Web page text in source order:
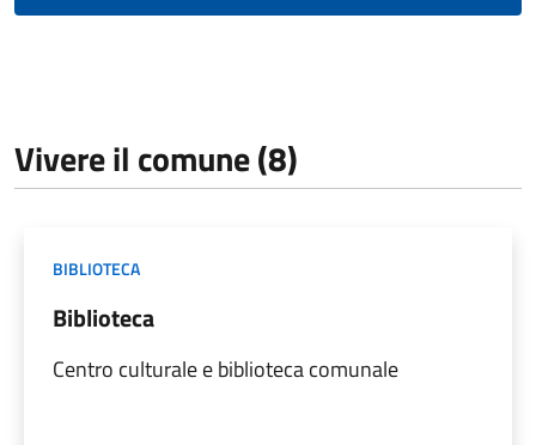
Vivere il comune (8)
BIBLIOTECA
Biblioteca
Centro culturale e biblioteca comunale